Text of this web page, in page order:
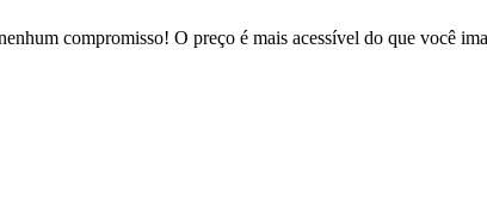
compromisso! O preço é mais acessível do que você